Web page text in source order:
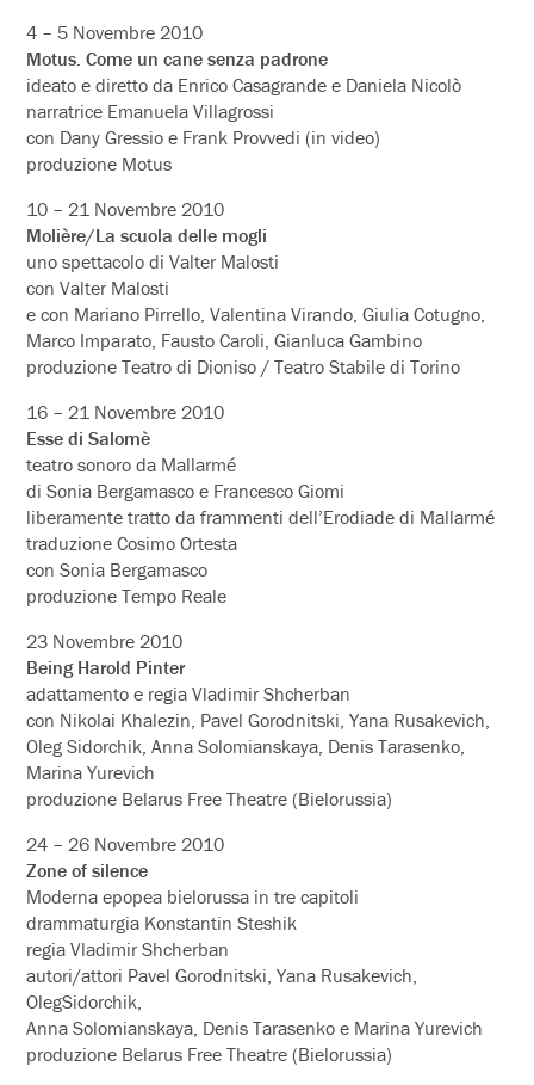
4 – 5 Novembre 2010
Motus. Come un cane senza padrone
ideato e diretto da Enrico Casagrande e Daniela Nicolò
narratrice Emanuela Villagrossi
con Dany Gressio e Frank Provvedi (in video)
produzione Motus
10 – 21 Novembre 2010
Molière/La scuola delle mogli
uno spettacolo di Valter Malosti
con Valter Malosti
e con Mariano Pirrello, Valentina Virando, Giulia Cotugno,
Marco Imparato, Fausto Caroli, Gianluca Gambino
produzione Teatro di Dioniso / Teatro Stabile di Torino
16 – 21 Novembre 2010
Esse di Salomè
teatro sonoro da Mallarmé
di Sonia Bergamasco e Francesco Giomi
liberamente tratto da frammenti dell’Erodiade di Mallarmé
traduzione Cosimo Ortesta
con Sonia Bergamasco
produzione Tempo Reale
23 Novembre 2010
Being Harold Pinter
adattamento e regia Vladimir Shcherban
con Nikolai Khalezin, Pavel Gorodnitski, Yana Rusakevich,
Oleg Sidorchik, Anna Solomianskaya, Denis Tarasenko,
Marina Yurevich
produzione Belarus Free Theatre (Bielorussia)
24 – 26 Novembre 2010
Zone of silence
Moderna epopea bielorussa in tre capitoli
drammaturgia Konstantin Steshik
regia Vladimir Shcherban
autori/attori Pavel Gorodnitski, Yana Rusakevich,
OlegSidorchik,
Anna Solomianskaya, Denis Tarasenko e Marina Yurevich
produzione Belarus Free Theatre (Bielorussia)